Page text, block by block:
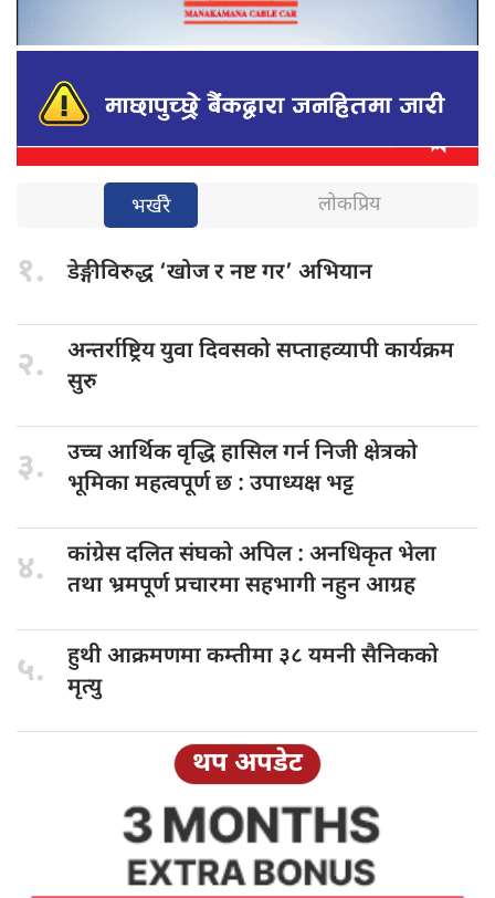
भर्खरै लोकप्रिय
१. डेङ्गीविरुद्ध ‘खोजर नष्ट गर’ अभियान
२. अन्तर्राष्ट्रिय युवादिवसको सप्ताहव्यापी कार्यक्रम
सुरु
३. उच्च आर्थिकवृद्धि हासिल गर्न निजी क्षेत्रको
भूमिका महत्वपूर्ण छ : उपाध्यक्ष भट्ट
४. कांग्रेस दलितसंघको अपिल : अनधिकृत भेला
तथा भ्रमपूर्ण प्रचारमा सहभागी नहुन आग्रह
५. हुथी आक्रमणमाकम्तीमा ३८ यमनी सैनिकको
मृत्यु
थप अपडेट